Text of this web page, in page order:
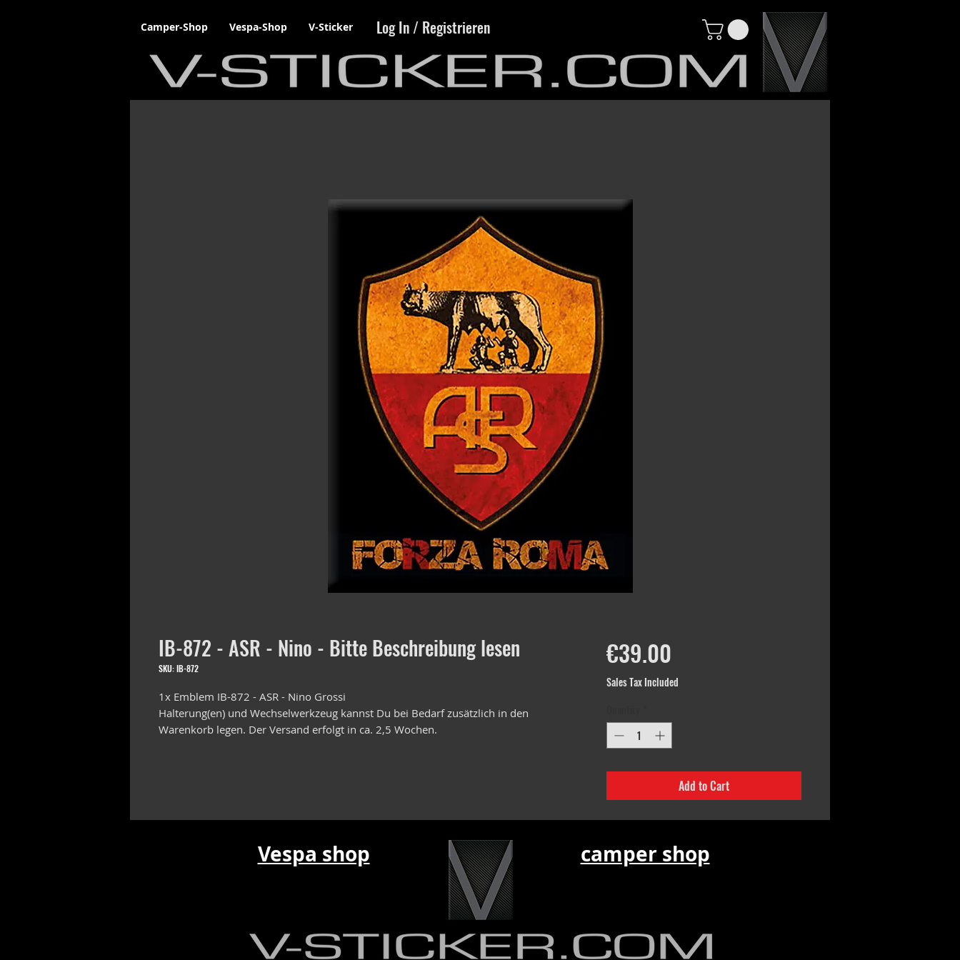
Camper-Shop Vespa-Shop V-Sticker Log In / Registrieren
IB-872 - ASR - Nino - Bitte Beschreibung lesen
SKU: IB-872
1x Emblem IB-872 - ASR - Nino Grossi
Halterung(en) und Wechselwerkzeug kannst Du bei Bedarf zusätzlich in den
Warenkorb legen. Der Versand erfolgt in ca. 2,5 Wochen.
€39.00Price
Sales Tax Included
Add to Cart
Vespa shop camper shop